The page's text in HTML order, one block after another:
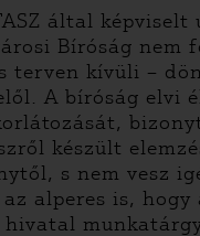
által képviselt
Bíróság nem
kívüli –
A bíróság elvi
készült
s nem vesz
alperes is, hogy